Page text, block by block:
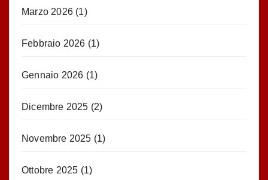
Marzo 2026 (1)
Febbraio 2026 (1)
Gennaio 2026 (1)
Dicembre 2025 (2)
Novembre 2025 (1)
Ottobre 2025 (1)